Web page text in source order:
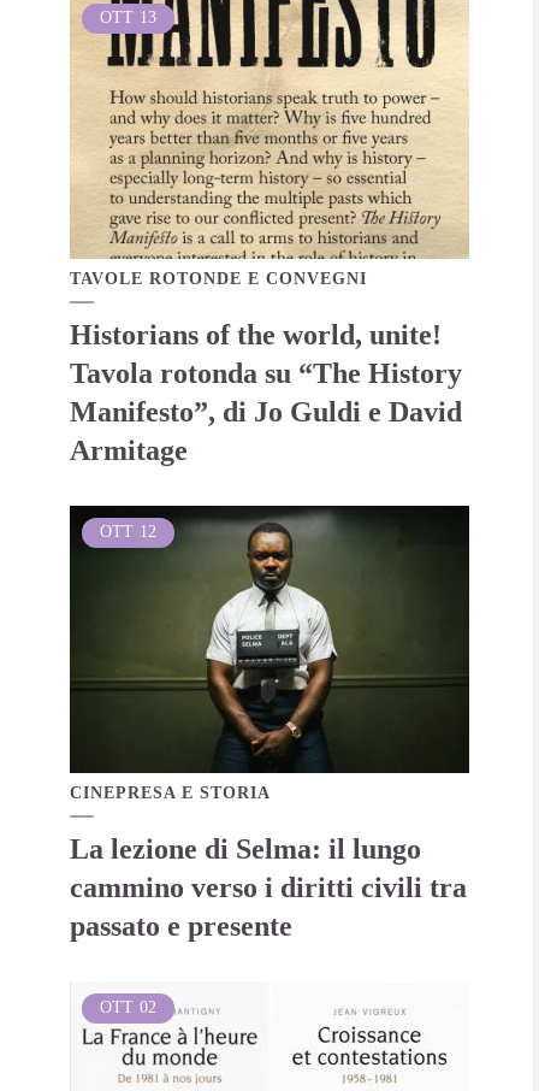
OTT 13
TAVOLE ROTONDE E CONVEGNI
Historians of the world, unite!
Tavola rotonda su “The History
Manifesto”, di Jo Guldi e David
Armitage
OTT 12
CINEPRESA E STORIA
La lezione di Selma: il lungo
cammino verso i diritti civili tra
passato e presente
OTT 02